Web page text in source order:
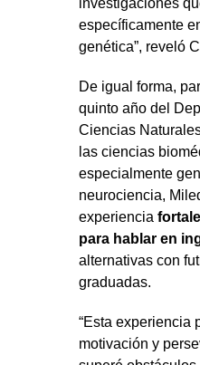
específicamente
genética”, reveló
De igual forma,
quinto año del
Ciencias
las ciencias
especialmente
neurociencia,
experiencia
para hablar en
alternativas con
graduadas.
“Esta experiencia
motivación y